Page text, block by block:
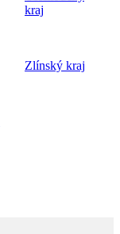
kraj
Zlínský kraj